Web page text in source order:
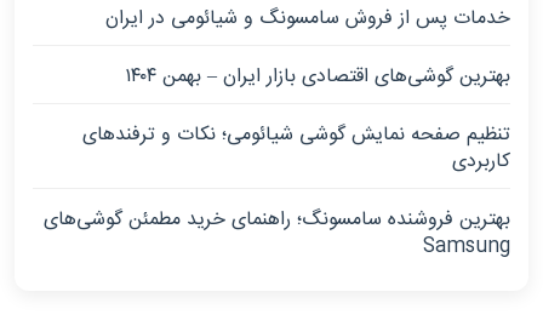
خدمات پس از فروش سامسونگ و شیائومی در ایران
بهترین گوشی‌های اقتصادی بازار ایران – بهمن ۱۴۰۴
تنظیم صفحه نمایش گوشی شیائومی؛ نکات و ترفندهای
کاربردی
بهترین فروشنده سامسونگ؛ راهنمای خرید مطمئن گوشی‌های
Samsung